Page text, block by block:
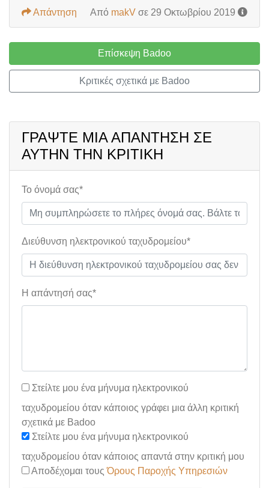
Από makV σε 29 Οκτωβρίου 2019
Απάντηση
Επίσκεψη Badoo
Κριτικές σχετικά με Badoo
ΓΡΆΨΤΕ ΜΙΑ ΑΠΆΝΤΗΣΗ ΣΕ
ΑΥΤΉΝ ΤΗΝ ΚΡΙΤΙΚΉ
Το όνομά σας*
Διεύθυνση ηλεκτρονικού ταχυδρομείου*
Η απάντησή σας*
Στείλτε μου ένα μήνυμα ηλεκτρονικού
ταχυδρομείου όταν κάποιος γράφει μια άλλη κριτική
σχετικά με Badoo
Στείλτε μου ένα μήνυμα ηλεκτρονικού
ταχυδρομείου όταν κάποιος απαντά στην κριτική μου
Αποδέχομαι τουςΌρους Παροχής Υπηρεσιών